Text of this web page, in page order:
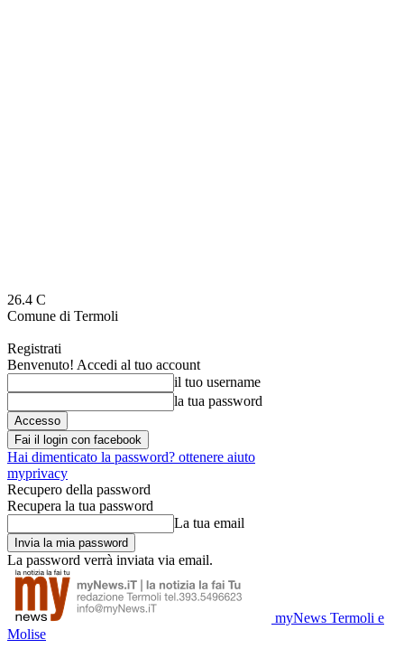
26.4 C
Comune di Termoli
Registrati
Benvenuto! Accedi al tuo account
il tuo username
la tua password
Fai il login con facebook
Hai dimenticato la password? ottenere aiuto
myprivacy
Recupero della password
Recupera la tua password
La tua email
La password verrà inviata via email.
myNews Termoli e
Molise